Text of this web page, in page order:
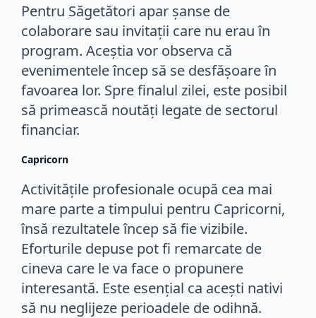
Pentru Săgetători apar șanse de
colaborare sau invitații care nu erau în
program. Aceștia vor observa că
evenimentele încep să se desfășoare în
favoarea lor. Spre finalul zilei, este posibil
să primească noutăți legate de sectorul
financiar.
Capricorn
Activitățile profesionale ocupă cea mai
mare parte a timpului pentru Capricorni,
însă rezultatele încep să fie vizibile.
Eforturile depuse pot fi remarcate de
cineva care le va face o propunere
interesantă. Este esențial ca acești nativi
să nu neglijeze perioadele de odihnă.